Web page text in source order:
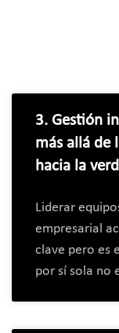
3. Gestión
más allá de
hacia la
Liderar
empresarial
clave pero es
por sí sola no